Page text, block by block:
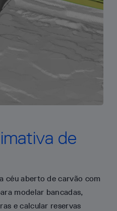
de
céu aberto de carvão com
modelar bancadas,
e calcular reservas